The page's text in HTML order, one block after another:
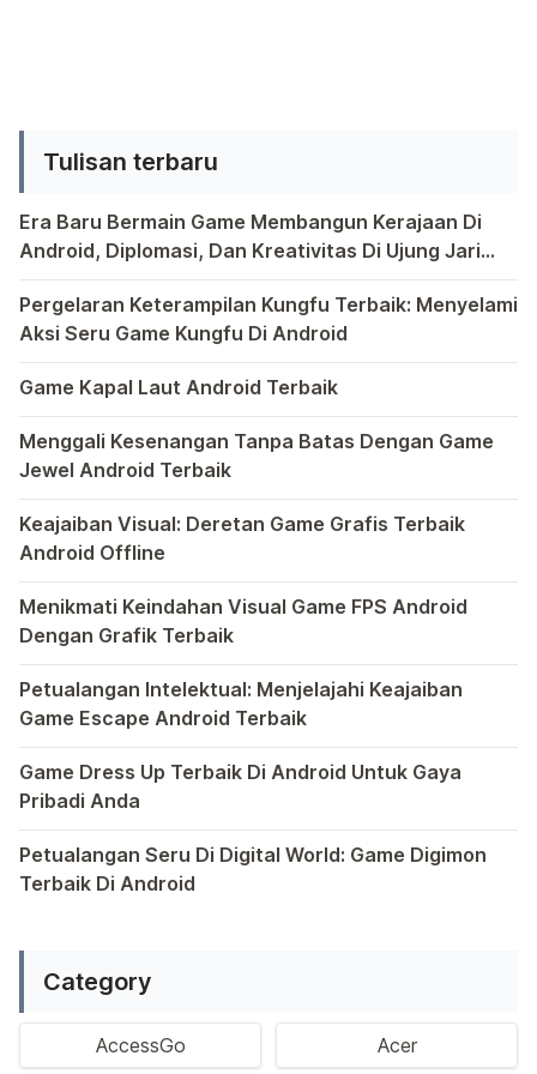
para ponsel pendahulunya. Sesuai
dua buah perangkat yang
kemungkinan akan […]
Tulisan terbaru
Era Baru Bermain Game Membangun Kerajaan Di
Android, Diplomasi, Dan Kreativitas Di Ujung Jari
Anda
Bermain game di platform Android telah menjadi bagian
Pergelaran Keterampilan Kungfu Terbaik: Menyelami
Aksi Seru Game Kungfu Di Android
Dunia game selalu menawarkan pengalaman yang
Game Kapal Laut Android Terbaik
Di dunia game Android yang kaya dengan berbagai jenis
Menggali Kesenangan Tanpa Batas Dengan Game
Jewel Android Terbaik
Dalam hiruk-pikuk dunia game Android, ada satu genre
Keajaiban Visual: Deretan Game Grafis Terbaik
Android Offline
Ponsel pintar telah mengubah cara kita bermain game,
Menikmati Keindahan Visual Game FPS Android
Dengan Grafik Terbaik
Semakin berkembangnya teknologi di era digital saat ini,
Petualangan Intelektual: Menjelajahi Keajaiban
Game Escape Android Terbaik
Dalam dunia game Android, genre escape telah mencuri
Game Dress Up Terbaik Di Android Untuk Gaya
Pribadi Anda
Saat ini, platform Android telah menjadi wadah kreativitas
Petualangan Seru Di Digital World: Game Digimon
Terbaik Di Android
Category
AccessGo Acer